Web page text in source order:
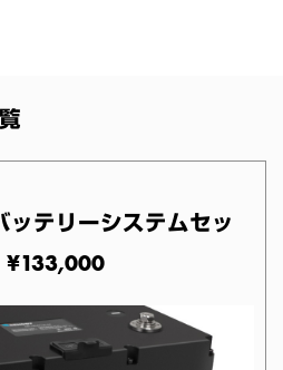
ッテリーシステムセッ